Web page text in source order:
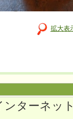
拡大表
ンターネッ